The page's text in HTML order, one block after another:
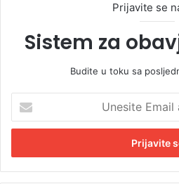
Prijavite se
Sistem za
Budite u toku sa
e
i
t